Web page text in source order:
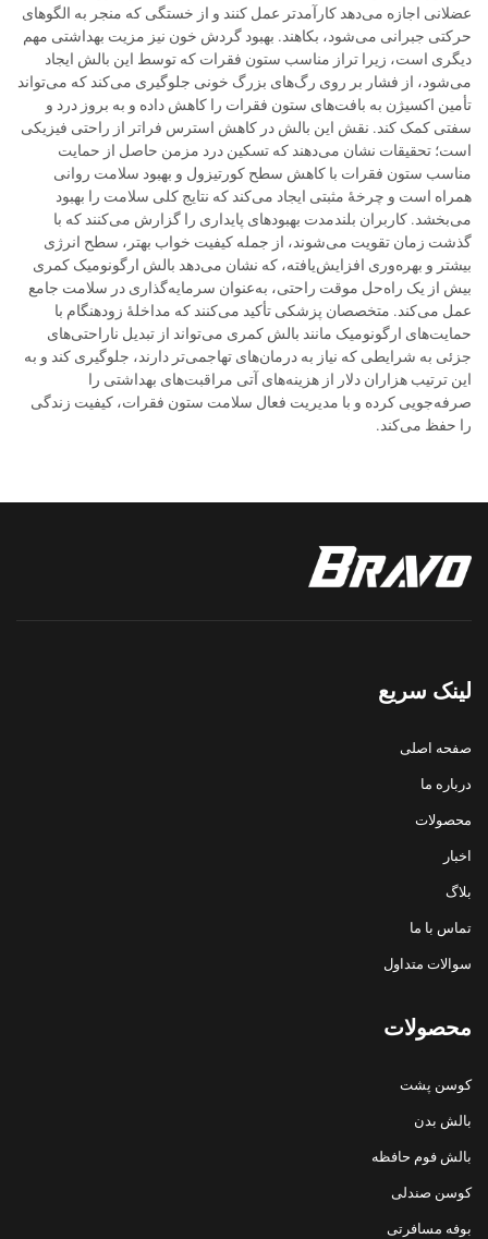
عضلانی اجازه می‌دهد کارآمدتر عمل کنند و از خستگی که منجر به الگوهای
حرکتی جبرانی می‌شود، بکاهند. بهبود گردش خون نیز مزیت بهداشتی مهم
دیگری است، زیرا تراز مناسب ستون فقرات که توسط این بالش ایجاد
می‌شود، از فشار بر روی رگ‌های بزرگ خونی جلوگیری می‌کند که می‌تواند
تأمین اکسیژن به بافت‌های ستون فقرات را کاهش داده و به بروز درد و
سفتی کمک کند. نقش این بالش در کاهش استرس فراتر از راحتی فیزیکی
است؛ تحقیقات نشان می‌دهند که تسکین درد مزمن حاصل از حمایت
مناسب ستون فقرات با کاهش سطح کورتیزول و بهبود سلامت روانی
همراه است و چرخهٔ مثبتی ایجاد می‌کند که نتایج کلی سلامت را بهبود
می‌بخشد. کاربران بلندمدت بهبودهای پایداری را گزارش می‌کنند که با
گذشت زمان تقویت می‌شوند، از جمله کیفیت خواب بهتر، سطح انرژی
بیشتر و بهره‌وری افزایش‌یافته، که نشان می‌دهد بالش ارگونومیک کمری
بیش از یک راه‌حل موقت راحتی، به‌عنوان سرمایه‌گذاری در سلامت جامع
عمل می‌کند. متخصصان پزشکی تأکید می‌کنند که مداخلهٔ زودهنگام با
حمایت‌های ارگونومیک مانند بالش کمری می‌تواند از تبدیل ناراحتی‌های
جزئی به شرایطی که نیاز به درمان‌های تهاجمی‌تر دارند، جلوگیری کند و به
این ترتیب هزاران دلار از هزینه‌های آتی مراقبت‌های بهداشتی را
صرفه‌جویی کرده و با مدیریت فعال سلامت ستون فقرات، کیفیت زندگی
را حفظ می‌کند.
لینک سریع
صفحه اصلی
درباره ما
محصولات
اخبار
بلاگ
تماس با ما
سوالات متداول
محصولات
کوسن پشت
بالش بدن
بالش فوم حافظه
کوسن صندلی
بوفه مسافرتی